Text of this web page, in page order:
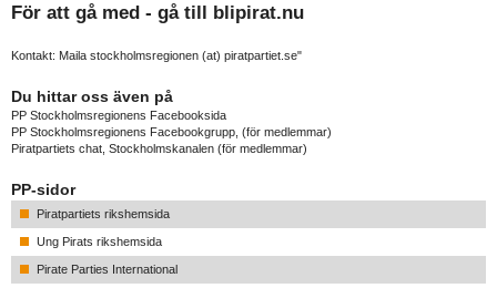
För att gå med - gå till blipirat.nu
Kontakt: Maila stockholmsregionen (at) piratpartiet.se"
Du hittar oss även på
PP Stockholmsregionens Facebooksida
PP Stockholmsregionens Facebookgrupp , (för medlemmar)
Piratpartiets chat, Stockholmskanalen (för medlemmar)
PP-sidor
Piratpartiets rikshemsida
Ung Pirats rikshemsida
Pirate Parties International